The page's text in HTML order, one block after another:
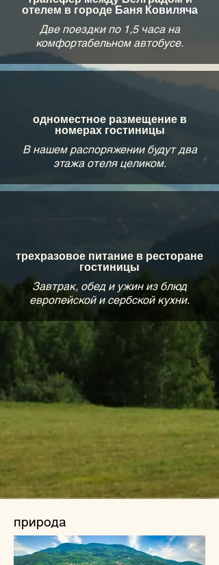
отелем в городе Баня Ковиляча
Две поездки по 1,5 часа на
комфортабельном автобусе.
одноместное размещение в
номерах гостиницы
В нашем распоряжении будут два
этажа отеля целиком.
трехразовое питание в ресторане
гостиницы
Завтрак, обед и ужин из блюд
европейской и сербской кухни.
природа